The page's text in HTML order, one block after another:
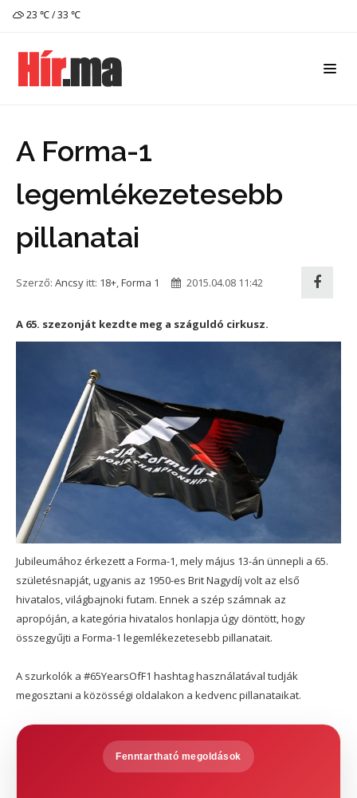
23 ℃ / 33 ℃
A Forma-1
legemlékezetesebb
pillanatai
Szerző: Ancsy itt: 18+,Forma 1 2015.04.08 11:42
A 65. szezonját kezdte meg a száguldó cirkusz.
Jubileumához érkezett a Forma-1, mely május 13-án ünnepli a 65.
születésnapját, ugyanis az 1950-es Brit Nagydíj volt az első
hivatalos, világbajnoki futam. Ennek a szép számnak az
apropóján, a kategória hivatalos honlapja úgy döntött, hogy
összegyűjti a Forma-1 legemlékezetesebb pillanatait.
A szurkolók a #65YearsOfF1 hashtag használatával tudják
megosztani a közösségi oldalakon a kedvenc pillanataikat.
Fenntartható megoldások